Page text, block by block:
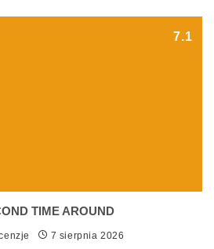
7.1
TIME AROUND
7 sierpnia 2026